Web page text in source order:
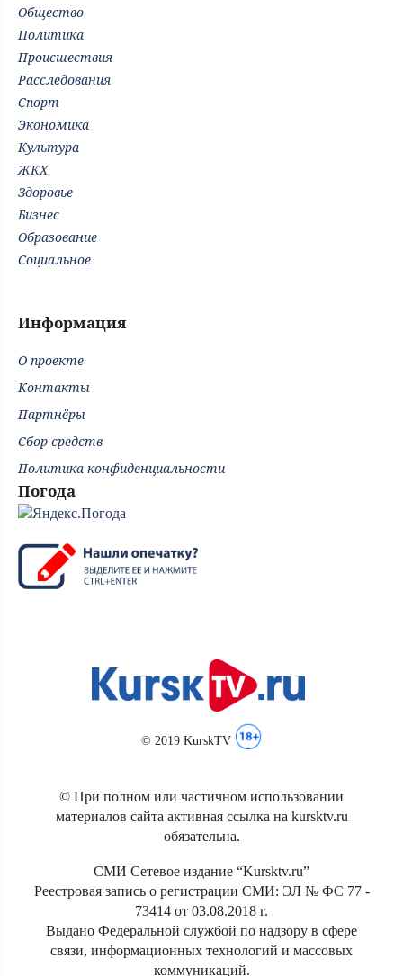
Общество
Политика
Происшествия
Расследования
Спорт
Экономика
Культура
ЖКХ
Здоровье
Бизнес
Образование
Социальное
Информация
О проекте
Контакты
Партнёры
Сбор средств
Политика конфиденциальности
Погода
© 2019 KurskTV
© При полном или частичном использовании
материалов сайта активная ссылка на kursktv.ru
обязательна.
СМИ Сетевое издание “Kursktv.ru”
Реестровая запись о регистрации СМИ: ЭЛ № ФС 77 -
73414 от 03.08.2018 г.
Выдано Федеральной службой по надзору в сфере
связи, информационных технологий и массовых
коммуникаций.